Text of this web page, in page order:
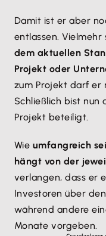
Damit ist er aber
entlassen. Vielmehr
dem aktuellen
Projekt oder
zum Projekt darf er
Schließlich bist nun
Projekt beteiligt.
Wie umfangreich
hängt von der
verlangen, dass er
Investoren über
während andere
Monate vorgeben.